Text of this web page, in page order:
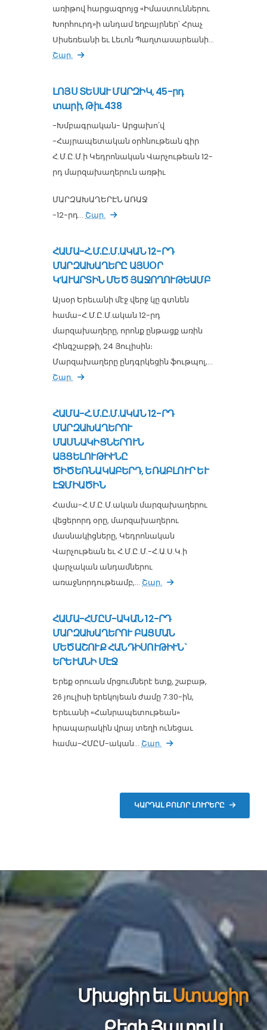
առիթով հարցազրոյց «Իմաստուններու
Խորհուրդ»ի անդամ եղբայրներ՝ Հրաչ
Սիսեռեանի եւ Լեւոն Պաղտասարեանի...
Շար.
ԼՈՅՍ ՏԵՍԱՒ ՄԱՐԶԻԿ, 45-րդ
տարի, Թիւ 438
-Խմբագրական- Արցախո՛վ
-Հայրապետական օրհնութեան գիր
Հ.Մ.Ը.Մ.ի Կեդրոնական Վարչութեան 12-
րդ մարզախաղերուն առթիւ
ՄԱՐԶԱԽԱՂԵՐԷՆ ԱՌԱՋ
-12-րդ... Շար.
ՀԱՄԱ-Հ.Մ.Ը.Մ.ԱԿԱՆ 12-ՐԴ
ՄԱՐԶԱԽԱՂԵՐԸ ԱՅՍՕՐ
Կ’ԱՒԱՐՏԻՆ ՄԵԾ ՅԱՋՈՂՈՒԹԵԱՄԲ
Այսօր Երեւանի մէջ վերջ կը գտնեն
համա-Հ.Մ.Ը.Մ.ական 12-րդ
մարզախաղերը, որոնք ընթացք առին
Հինգշաբթի, 24 Յուլիսին։
Մարզախաղերը ընդգրկեցին ֆութպոլ,...
Շար.
ՀԱՄԱ-Հ.Մ.Ը.Մ.ԱԿԱՆ 12-ՐԴ
ՄԱՐԶԱԽԱՂԵՐՈՒ
ՄԱՍՆԱԿԻՑՆԵՐՈՒՆ
ԱՅՑԵԼՈՒԹԻՒՆԸ
ԾԻԾԵՌՆԱԿԱԲԵՐԴ, ԵՌԱԲԼՈՒՐ ԵՒ
ԷՋՄԻԱԾԻՆ
Համա-Հ.Մ.Ը.Մ.ական մարզախաղերու
վեցերորդ օրը, մարզախաղերու
մասնակիցները, Կեդրոնական
Վարչութեան եւ Հ.Մ.Ը.Մ.-Հ.Ա.Ս.Կ.ի
վարչական անդամներու
առաջնորդութեամբ,... Շար.
ՀԱՄԱ-ՀՄԸՄ-ԱԿԱՆ 12-ՐԴ
ՄԱՐԶԱԽԱՂԵՐՈՒ ԲԱՑՄԱՆ
ՄԵԾԱՇՈՒՔ ՀԱՆԴԻՍՈՒԹԻՒՆ`
ԵՐԵՒԱՆԻ ՄԷՋ
Երեք օրուան մրցումներէ ետք, շաբաթ,
26 յուլիսի երեկոյեան ժամը 7:30-ին,
Երեւանի «Հանրապետութեան»
հրապարակին վրայ տեղի ունեցաւ
համա-ՀՄԸՄ-ական... Շար.
ԿԱՐԴԱԼ ԲՈԼՈՐ ԼՈՒՐԵՐԸ
Միացիր եւՍտացիր